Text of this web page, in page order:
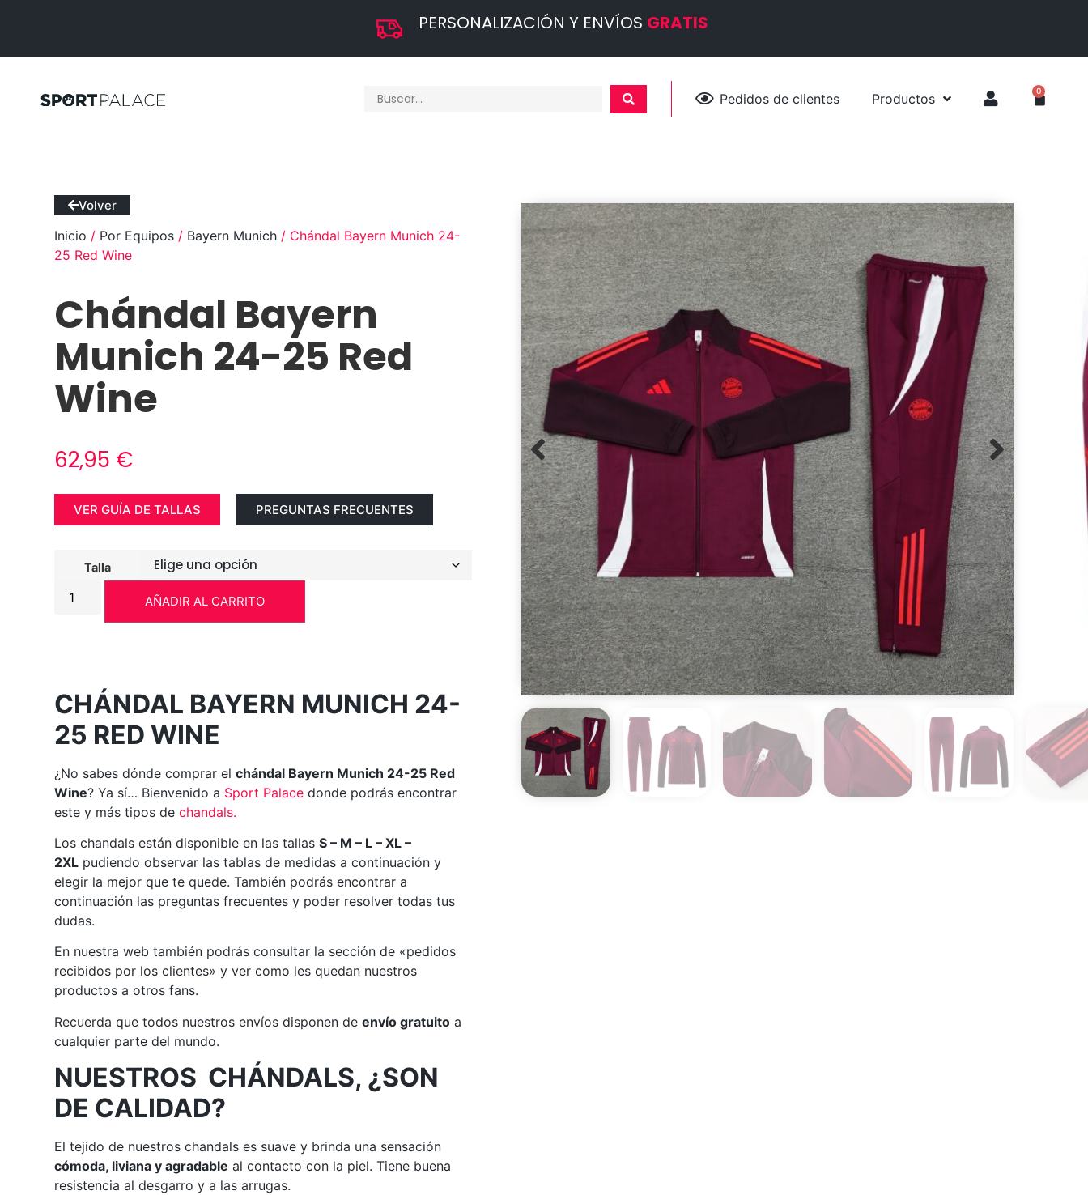
PERSONALIZACIÓN Y ENVÍOS GRATIS
Pedidos de clientes Productos 0
Volver
Inicio / Por Equipos / Bayern Munich / Chándal Bayern Munich 24-
25 Red Wine
Chándal Bayern
Munich 24-25 Red
Wine
62,95 €
VER GUÍA DE TALLAS PREGUNTAS FRECUENTES
Talla
AÑADIR AL CARRITO
CHÁNDAL BAYERN MUNICH 24-
25 RED WINE
¿No sabes dónde comprar elchándal Bayern Munich 24-25 Red
Wine? Ya sí… Bienvenido a Sport Palace donde podrás encontrar
este y más tipos dechandals.
Los chandals están disponible en las tallasS – M – L – XL –
2XL pudiendo observar las tablas de medidas a continuación y
elegir la mejor que te quede. También podrás encontrar a
continuación las preguntas frecuentes y poder resolver todas tus
dudas.
En nuestra web también podrás consultar la sección de «pedidos
recibidos por los clientes» y ver como les quedan nuestros
productos a otros fans.
Recuerda que todos nuestros envíos disponen deenvío gratuito a
cualquier parte del mundo.
NUESTROS CHÁNDALS, ¿SON
DE CALIDAD?
El tejido de nuestros chandals es suave y brinda una sensación
cómoda, liviana y agradable al contacto con la piel. Tiene buena
resistencia al desgarro y a las arrugas.